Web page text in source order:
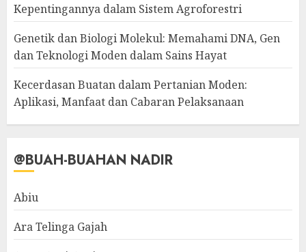
Kepentingannya dalam Sistem Agroforestri
Genetik dan Biologi Molekul: Memahami DNA, Gen
dan Teknologi Moden dalam Sains Hayat
Kecerdasan Buatan dalam Pertanian Moden:
Aplikasi, Manfaat dan Cabaran Pelaksanaan
@BUAH-BUAHAN NADIR
Abiu
Ara Telinga Gajah